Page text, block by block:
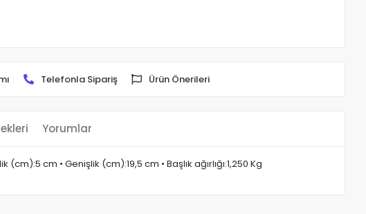
Telefonla Sipariş Ürün Önerileri
Yorumlar
cm • Genişlik (cm):19,5 cm • Başlık ağırlığı:1,250 Kg